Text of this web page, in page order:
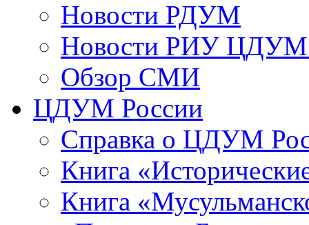
Новости РДУМ
Новости РИУ ЦДУМ
Обзор СМИ
ЦДУМ России
Справка о ЦДУМ
Книга
Книга